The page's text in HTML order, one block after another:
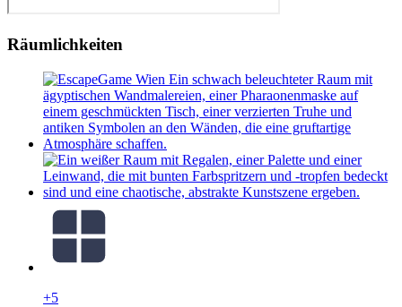
Räumlichkeiten
+5